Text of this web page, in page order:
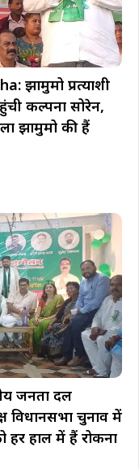
झामुमो प्रत्याशी
कल्पना सोरेन,
झामुमो की हैं
जनता दल
विधानसभा चुनाव में
हाल में हैं रोकना